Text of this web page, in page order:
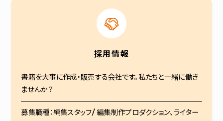
採用情報
書籍を大事に作成・販売する会社です。私たちと一緒に働き
ませんか？
募集職種：編集スタッフ/ 編集制作プロダクション、ライター